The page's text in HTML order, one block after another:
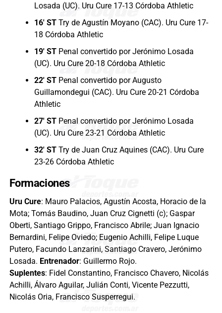
Losada (UC). Uru Cure 17-13 Córdoba Athletic
16′ ST Try de Agustín Moyano (CAC). Uru Cure 17-
18 Córdoba Athletic
19′ ST Penal convertido por Jerónimo Losada
(UC). Uru Cure 20-18 Córdoba Athletic
22′ ST Penal convertido por Augusto
Guillamondegui (CAC). Uru Cure 20-21 Córdoba
Athletic
27′ ST Penal convertido por Jerónimo Losada
(UC). Uru Cure 23-21 Córdoba Athletic
32′ ST Try de Juan Cruz Aquines (CAC). Uru Cure
23-26 Córdoba Athletic
Formaciones
Uru Cure: Mauro Palacios, Agustín Acosta, Horacio de la
Mota; Tomás Baudino, Juan Cruz Cignetti (c); Gaspar
Oberti, Santiago Grippo, Francisco Abrile; Juan Ignacio
Bernardini, Felipe Oviedo; Eugenio Achilli, Felipe Luque
Putero, Facundo Lanzarini, Santiago Cravero, Jerónimo
Losada. Entrenador: Guillermo Rojo.
Suplentes: Fidel Constantino, Francisco Chavero, Nicolás
Achilli, Álvaro Aguilar, Julián Conti, Vicente Pezzutti,
Nicolás Oria, Francisco Susperregui.